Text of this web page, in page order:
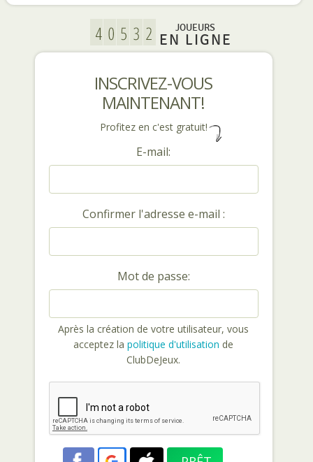
JOUEURS
EN LIGNE
INSCRIVEZ-VOUS
MAINTENANT!
Profitez en c'est gratuit!
E-mail:
Confirmer l'adresse e-mail :
Mot de passe:
Après la création de votre utilisateur, vous
acceptez la politique d'utilisation de
ClubDeJeux.